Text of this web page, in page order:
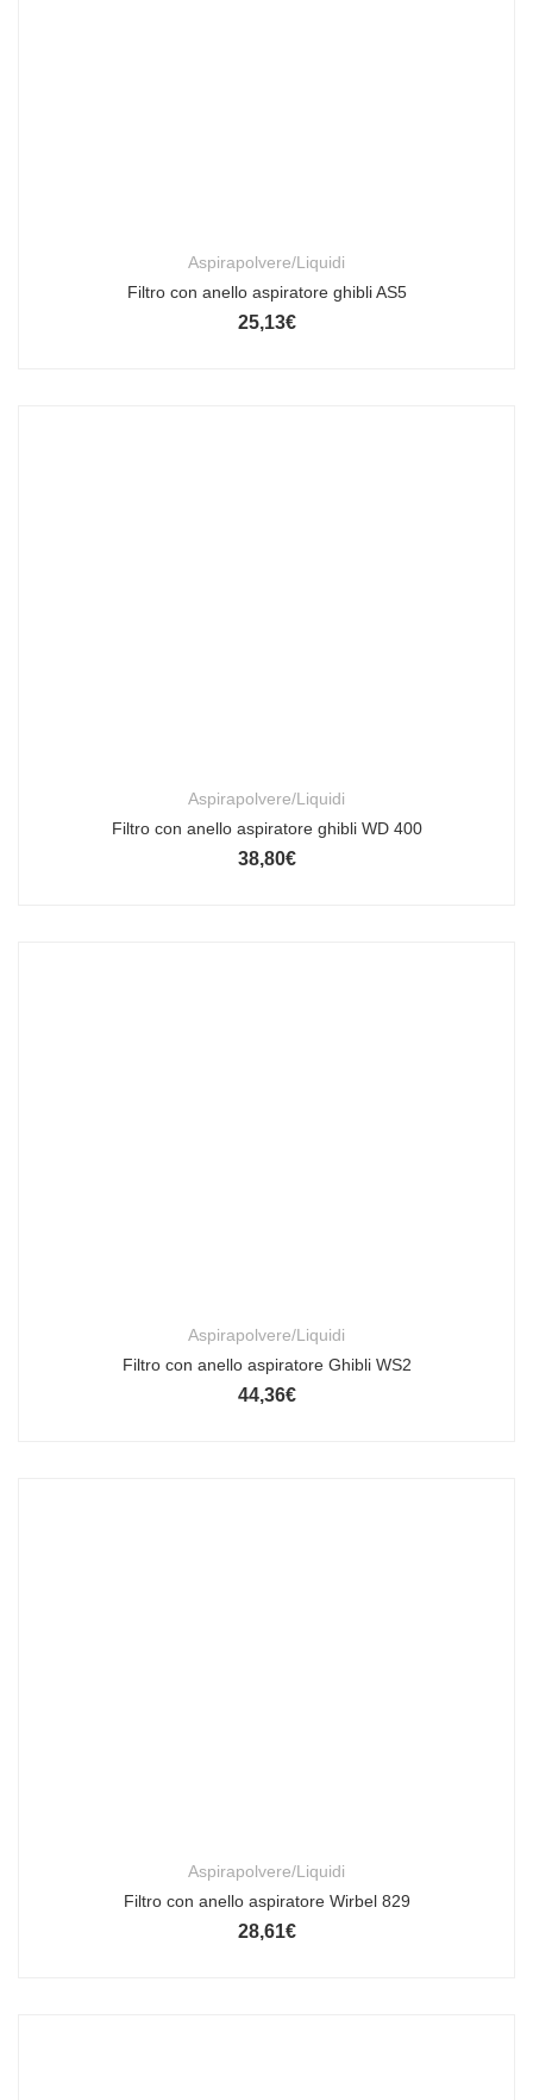
Aspirapolvere/Liquidi
Filtro con anello aspiratore ghibli AS5
25,13€
Aspirapolvere/Liquidi
Filtro con anello aspiratore ghibli WD 400
38,80€
Aspirapolvere/Liquidi
Filtro con anello aspiratore Ghibli WS2
44,36€
Aspirapolvere/Liquidi
Filtro con anello aspiratore Wirbel 829
28,61€